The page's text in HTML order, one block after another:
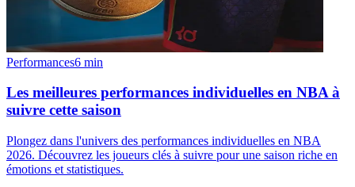
Performances6 min
Les meilleures performances individuelles en NBA à
suivre cette saison
Plongez dans l'univers des performances individuelles en NBA
2026. Découvrez les joueurs clés à suivre pour une saison riche en
émotions et statistiques.